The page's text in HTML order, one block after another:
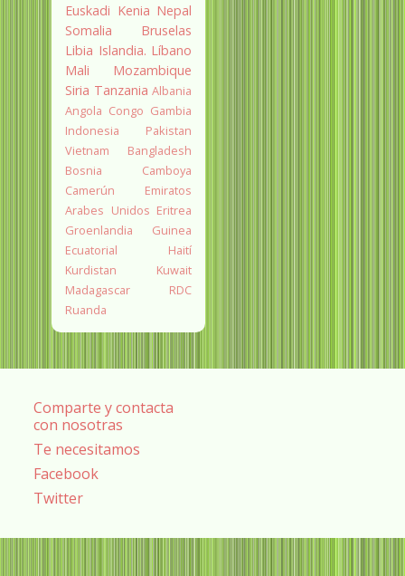
Euskadi Kenia Nepal
Somalia
Bruselas
Libia Islandia. Líbano
Mali
Mozambique
Siria Tanzania Albania
Angola Congo Gambia
Indonesia
Pakistan
Vietnam
Bangladesh
Bosnia
Camboya
Camerún
Emiratos
Arabes Unidos Eritrea
Groenlandia
Guinea
Ecuatorial
Haití
Kurdistan
Kuwait
Madagascar
RDC
Ruanda
Comparte y contacta
con nosotras
Te necesitamos
Facebook
Twitter